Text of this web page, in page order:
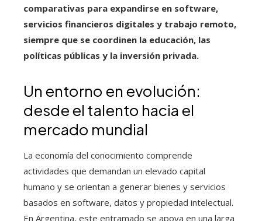
comparativas para expandirse en software,
servicios financieros digitales y trabajo remoto,
siempre que se coordinen la educación, las
políticas públicas y la inversión privada.
Un entorno en evolución:
desde el talento hacia el
mercado mundial
La economía del conocimiento comprende
actividades que demandan un elevado capital
humano y se orientan a generar bienes y servicios
basados en software, datos y propiedad intelectual.
En Argentina, este entramado se apoya en una larga